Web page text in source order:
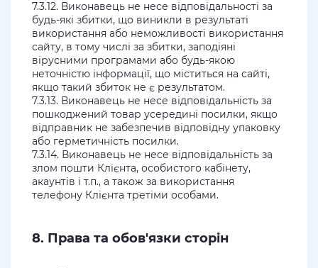
7.3.12. Виконавець не несе відповідальності за
будь-які збитки, що виникли в результаті
використання або неможливості використання
сайту, в тому числі за збитки, заподіяні
вірусними програмами або будь-якою
неточністю інформації, що міститься на сайті,
якщо такий збиток не є результатом.
7.3.13. Виконавець не несе відповідальність за
пошкоджений товар усередині посилки, якщо
відправник не забезпечив відповідну упаковку
або герметичність посилки.
7.3.14. Виконавець не несе відповідальність за
злом пошти Клієнта, особистого кабінету,
акаунтів і т.п., а також за використання
телефону Клієнта третіми особами.
8. Права та обов'язки сторін